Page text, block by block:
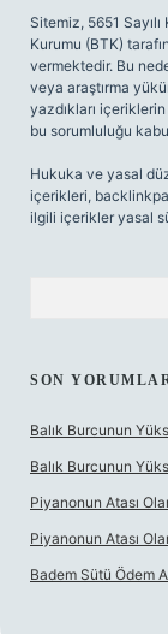
Sitemiz, 5651
Kurumu (BTK)
vermektedir. Bu
veya araştırma
yazdıkları
bu sorumluluğu
Hukuka ve yasal
içerikleri,
ilgili içerikler yasal
SON
Balık Burcunun
Balık Burcunun
Piyanonun Atası
Piyanonun Atası
Badem Sütü Ödem